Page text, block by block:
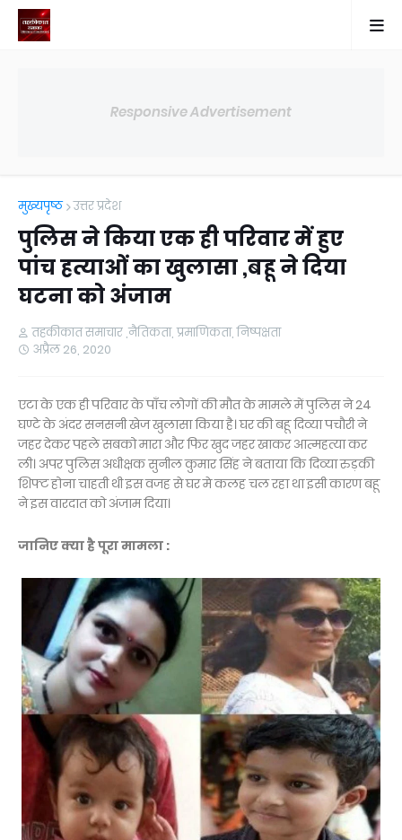
Responsive Advertisement
मुख्यपृष्ठ उत्तर प्रदेश
पुलिस ने किया एक ही परिवार में हुए
पांच हत्याओं का खुलासा ,बहू ने दिया
घटना को अंजाम
तहकीकात समाचार ,नैतिकता, प्रमाणिकता, निष्पक्षता
अप्रैल 26, 2020
एटा के एक ही परिवार के पाँच लोगों की मौत के मामले में पुलिस ने 24
घण्टे के अंदर सनसनी खेज खुलासा किया है। घर की बहू दिव्या पचौरी ने
जहर देकर पहले सबको मारा और फिर खुद जहर खाकर आत्महत्या कर
ली। अपर पुलिस अधीक्षक सुनील कुमार सिंह ने बताया कि दिव्या रुड़की
शिफ्ट होना चाहती थी इस वजह से घर मे कलह चल रहा था इसी कारण बहू
ने इस वारदात को अंजाम दिया।
जानिए क्या है पूरा मामला :